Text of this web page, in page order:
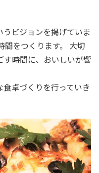
うビジョンを掲げていま
間をつくります。 大切
す時間に、おいしいが響
卓づくりを行っていき